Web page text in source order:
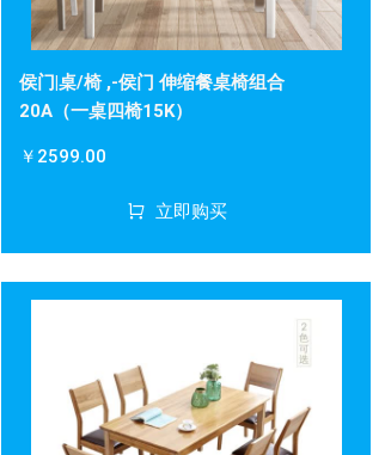
侯门|桌/椅 ,-侯门 伸缩餐桌椅组合
20A（一桌四椅15K）
￥2599.00
立即购买